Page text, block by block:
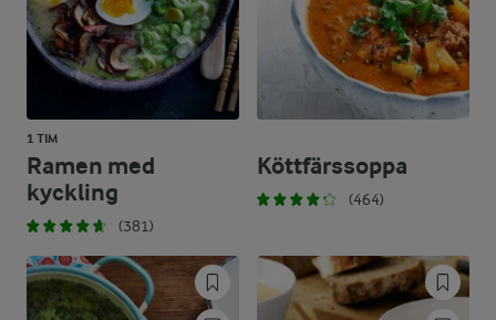
1 TIM
Ramen med
kyckling
(381)
Köttfärssoppa
(464)